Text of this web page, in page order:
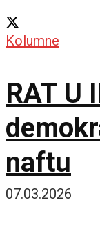
Kolumne
RAT U
naftu
07.03.2026